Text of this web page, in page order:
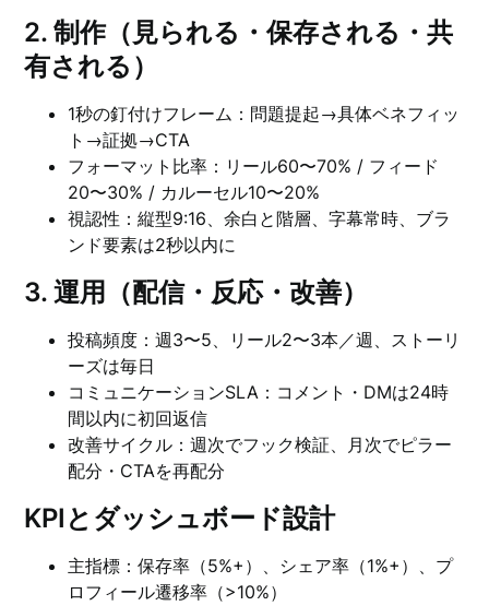
2. 制作（見られる・保存される・共
有される）
1秒の釘付けフレーム：問題提起→具体ベネフィッ
ト→証拠→CTA
フォーマット比率：リール60〜70% / フィード
20〜30% / カルーセル10〜20%
視認性：縦型9:16、余白と階層、字幕常時、ブラ
ンド要素は2秒以内に
3. 運用（配信・反応・改善）
投稿頻度：週3〜5、リール2〜3本／週、ストーリ
ーズは毎日
コミュニケーションSLA：コメント・DMは24時
間以内に初回返信
改善サイクル：週次でフック検証、月次でピラー
配分・CTAを再配分
KPIとダッシュボード設計
主指標：保存率（5%+）、シェア率（1%+）、プ
ロフィール遷移率（>10%）